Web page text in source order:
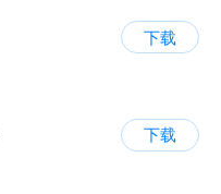
下载
下载